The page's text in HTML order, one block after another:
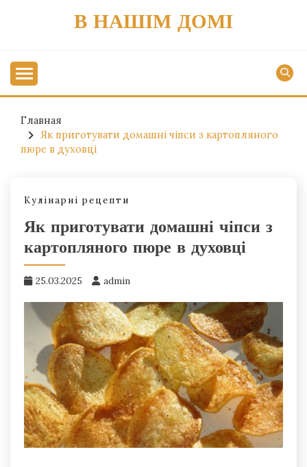
В НАШІМ ДОМІ
Главная
Як приготувати домашні чіпси з картопляного
пюре в духовці
Кулінарні рецепти
Як приготувати домашні чіпси з
картопляного пюре в духовці
25.03.2025 admin